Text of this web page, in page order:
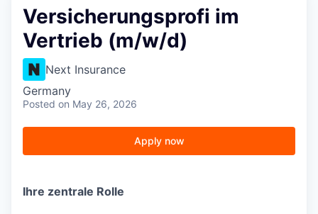
Versicherungsprofi im
Vertrieb (m/w/d)
Next Insurance
Germany
Posted on May 26, 2026
Apply now
Ihre zentrale Rolle